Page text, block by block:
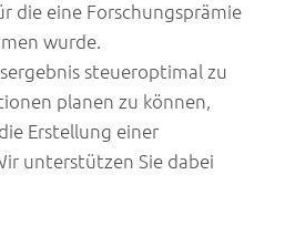
die eine Forschungsprämie
wurde.
steueroptimal zu
planen zu können,
Erstellung einer
unterstützen Sie dabei